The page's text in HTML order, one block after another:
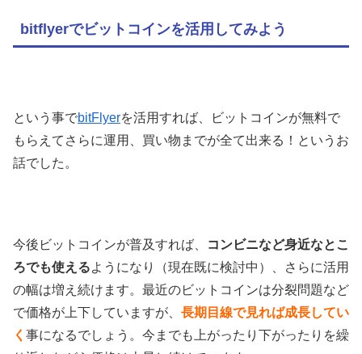
bitflyerでビットコインを活用してみよう
という事でbitFlyerを活用すれば、ビットコインが無料で
もらえてさらに運用、買い物までが全て出来る！というお
話でした。
今後ビットコインが普及すれば、
コンビニなど身近なとこ
ろでも使えるようになり（現在既に検討中）、さらに活用
の幅は増え続けます。最近のビットコインは分裂問題など
で価格が上下していますが、 長期目線で見れば成長してい
く 事になるでしょう。今までも上がったり下がったりを繰